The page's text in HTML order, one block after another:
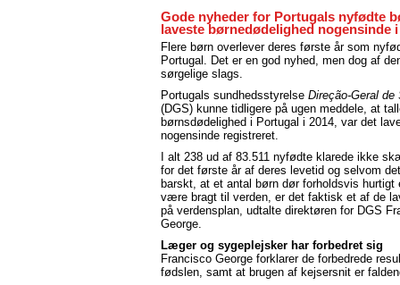
Gode nyheder for Portugals nyfødte
laveste børnedødelighed nogensinde i
Flere børn overlever deres første år som
Portugal. Det er en god nyhed, men dog af
sørgelige slags.
Portugals sundhedsstyrelse Direção-Geral de
(DGS) kunne tidligere på ugen meddele, at
børnsdødelighed i Portugal i 2014, var det
nogensinde registreret.
I alt 238 ud af 83.511 nyfødte klarede ikke
for det første år af deres levetid og selvom
barskt, at et antal børn dør forholdsvis hurtigt
være bragt til verden, er det faktisk et af de
på verdensplan, udtalte direktøren for DGS
George.
Læger og sygeplejsker har forbedret sig
Francisco George forklarer de forbedrede
fødslen, samt at brugen af kejsersnit er